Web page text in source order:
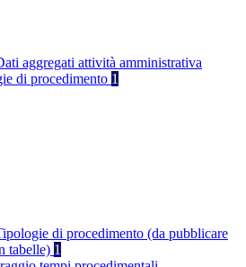
aggregati attività amministrativa
di procedimento 1
di procedimento (da pubblicare
tabelle) 1